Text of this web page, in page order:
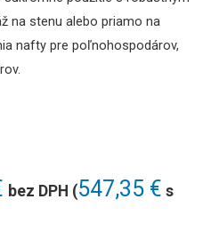
bez DPH (547,35 € s
na stenu alebo priamo na
nafty pre poľnohospodárov,